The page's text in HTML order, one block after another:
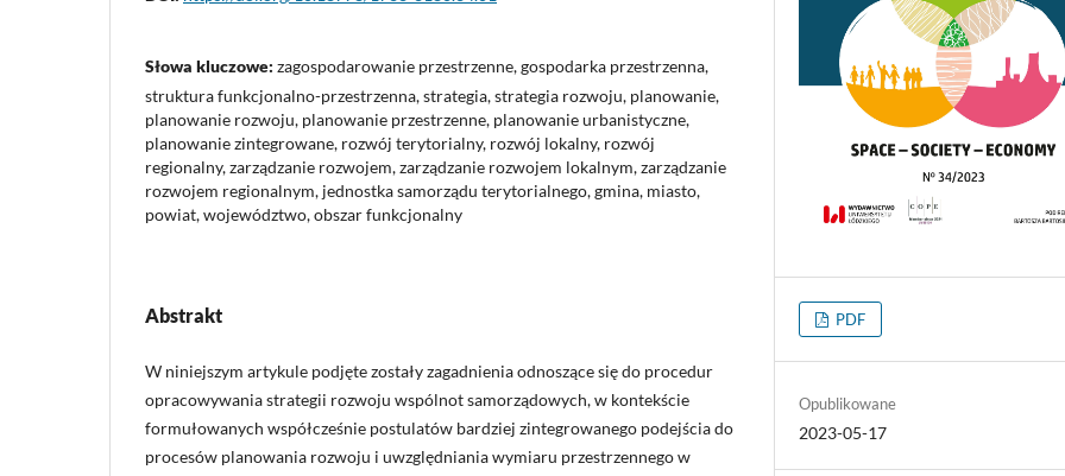
Słowa kluczowe: zagospodarowanie przestrzenne, gospodarka przestrzenna,
struktura funkcjonalno-przestrzenna, strategia, strategia rozwoju, planowanie,
planowanie rozwoju, planowanie przestrzenne, planowanie urbanistyczne,
planowanie zintegrowane, rozwój terytorialny, rozwój lokalny, rozwój
regionalny, zarządzanie rozwojem, zarządzanie rozwojem lokalnym, zarządzanie
rozwojem regionalnym, jednostka samorządu terytorialnego, gmina, miasto,
powiat, województwo, obszar funkcjonalny
Abstrakt
W niniejszym artykule podjęte zostały zagadnienia odnoszące się do procedur
opracowywania strategii rozwoju wspólnot samorządowych, w kontekście
formułowanych współcześnie postulatów bardziej zintegrowanego podejścia do
procesów planowania rozwoju i uwzględniania wymiaru przestrzennego w
PDF
Opublikowane
2023-05-17